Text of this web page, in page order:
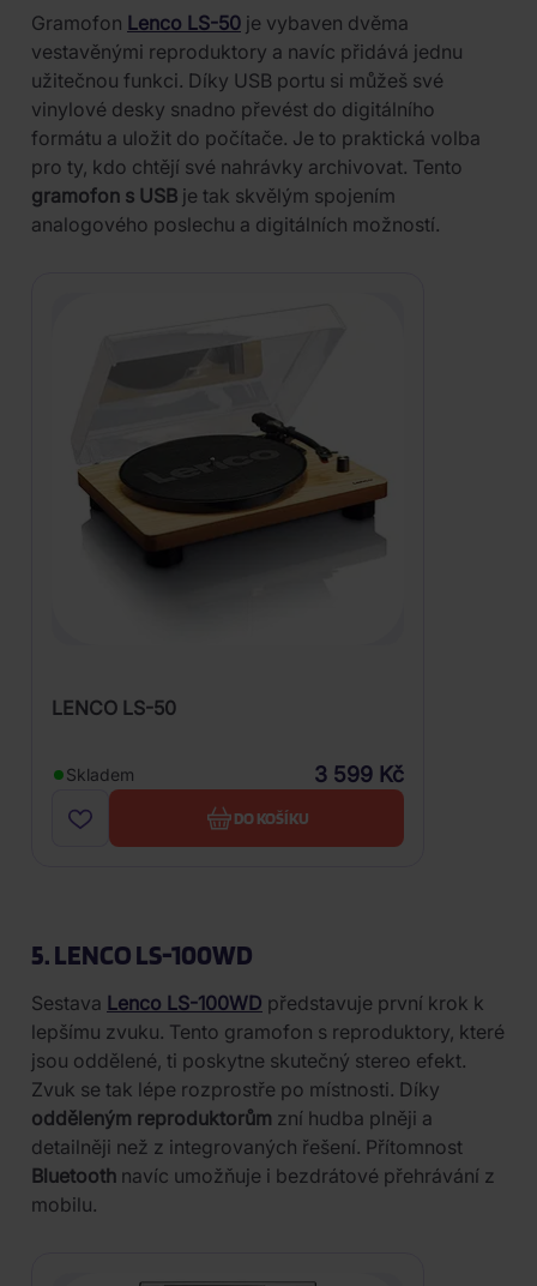
Gramofon Lenco LS-50 je vybaven dvěma
vestavěnými reproduktory a navíc přidává jednu
užitečnou funkci. Díky USB portu si můžeš své
vinylové desky snadno převést do digitálního
formátu a uložit do počítače. Je to praktická volba
pro ty, kdo chtějí své nahrávky archivovat. Tento
gramofon s USB je tak skvělým spojením
analogového poslechu a digitálních možností.
LENCO LS-50
Skladem 3 599 Kč
DO KOŠÍKU
5. LENCO LS-100WD
Sestava Lenco LS-100WD představuje první krok k
lepšímu zvuku. Tento gramofon s reproduktory, které
jsou oddělené, ti poskytne skutečný stereo efekt.
Zvuk se tak lépe rozprostře po místnosti. Díky
odděleným reproduktorům zní hudba plněji a
detailněji než z integrovaných řešení. Přítomnost
Bluetooth navíc umožňuje i bezdrátové přehrávání z
mobilu.